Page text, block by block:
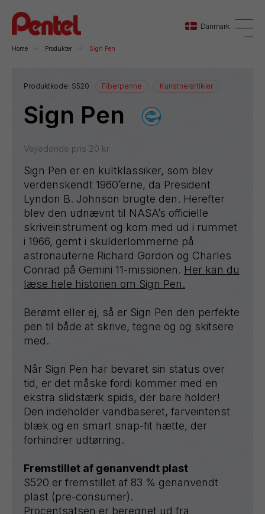
Danmark
Danmark
Sverige
Home Produkter Sign Pen
Produktkode: S520 Fiberpenne Kunstnerartikler
Sign Pen
Vejledende pris 20 kr
Sign Pen er en kultklassiker, som blev
verdenskendt 1960’erne, da President
Lyndon B. Johnson brugte den. Herefter
blev den udnævnt til NASA’s officielle
skriveinstrument og kom med ud i rummet
i 1966, gemt i skulderlommerne på
astronauterne Richard Gordon og Charles
Conrad på Gemini 11-missionen. Her kan du
læse hele historien om Sign Pen.
Berømt eller ej, så er Sign Pen den perfekte
pen til både at skrive, tegne og og skitsere
med.
Når Sign Pen har bevaret sin status over
tid, er det måske fordi kommer med en
ekstra slidstærk spids, der bare holder!
Den indeholder vandbaseret, farveintenst
blæk og en smart snap-fit hætte, der
forhindrer udtørring.
Fremstillet af genanvendt plast
S520 er fremstillet af 83 % genanvendt
plast (pre-consumer).
Procentsatsen er beregnet ud fra